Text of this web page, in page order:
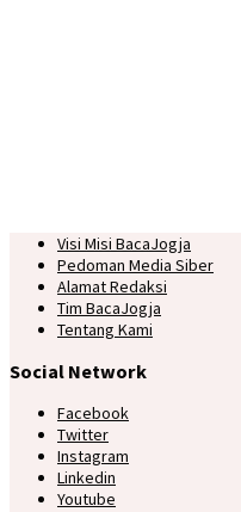
Visi Misi BacaJogja
Pedoman Media Siber
Alamat Redaksi
Tim BacaJogja
Tentang Kami
Social Network
Facebook
Twitter
Instagram
Linkedin
Youtube